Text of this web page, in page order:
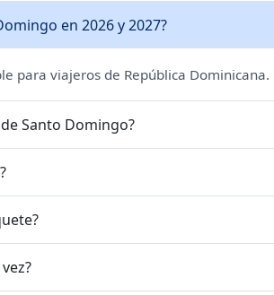
en 2026 y 2027?
para viajeros de República
Santo Domingo?